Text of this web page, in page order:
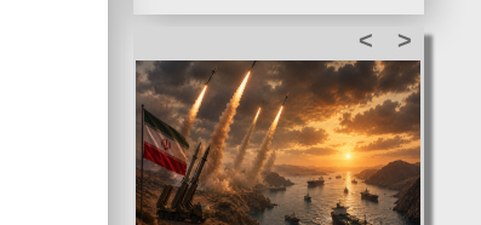
>
<